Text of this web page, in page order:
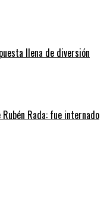
llena de diversión
Rada: fue internado